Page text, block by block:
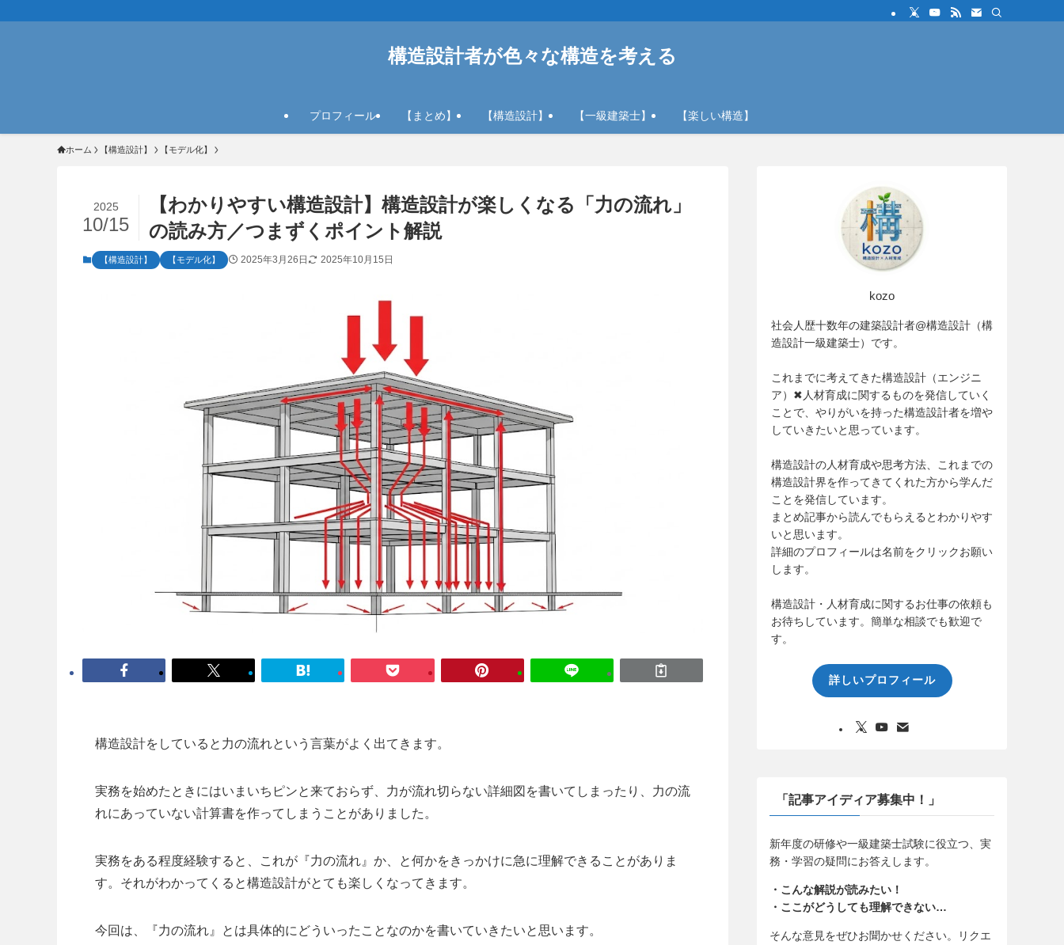
構造設計者が色々な構造を考える
プロフィール 【まとめ】 【構造設計】 【一級建築士】 【楽しい構造】
ホーム 【構造設計】 【モデル化】
【わかりやすい構造設計】構造設計が楽しくなる「力の流れ」
の読み方／つまずくポイント解説
2025
10/15
【構造設計】 【モデル化】 2025年3月26日 2025年10月15日
構造設計をしていると力の流れという言葉がよく出てきます。
実務を始めたときにはいまいちピンと来ておらず、力が流れ切らない詳細図を書いてしまったり、力の流
れにあっていない計算書を作ってしまうことがありました。
実務をある程度経験すると、これが『力の流れ』か、と何かをきっかけに急に理解できることがありま
す。それがわかってくると構造設計がとても楽しくなってきます。
今回は、『力の流れ』とは具体的にどういったことなのかを書いていきたいと思います。
kozo
社会人歴十数年の建築設計者@構造設計（構
造設計一級建築士）です。
これまでに考えてきた構造設計（エンジニ
ア）✖人材育成に関するものを発信していく
ことで、やりがいを持った構造設計者を増や
していきたいと思っています。
構造設計の人材育成や思考方法、これまでの
構造設計界を作ってきてくれた方から学んだ
ことを発信しています。
まとめ記事から読んでもらえるとわかりやす
いと思います。
詳細のプロフィールは名前をクリックお願い
します。
構造設計・人材育成に関するお仕事の依頼も
お待ちしています。簡単な相談でも歓迎で
す。
詳しいプロフィール
「記事アイディア募集中！」
新年度の研修や一級建築士試験に役立つ、実
務・学習の疑問にお答えします。
・こんな解説が読みたい！
・ここがどうしても理解できない…
そんな意見をぜひお聞かせください。リクエ